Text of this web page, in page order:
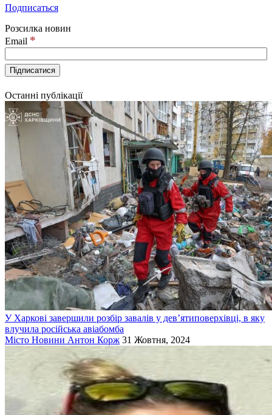
Подписаться
Розсилка новин
Email *
Останні публікації
У Харкові завершили розбір завалів у дев’ятиповерхівці, в яку
влучила російська авіабомба
Місто Новини Антон Корж 31 Жовтня, 2024